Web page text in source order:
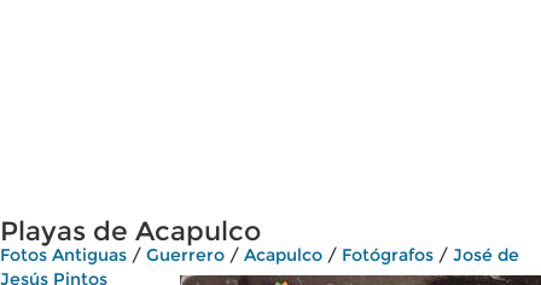
Playas de Acapulco
Fotos Antiguas / Guerrero / Acapulco / Fotógrafos / José de
Jesús Pintos